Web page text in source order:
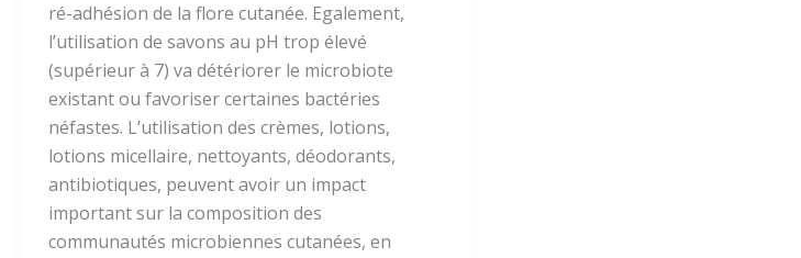
ré-adhésion de la flore cutanée. Egalement,
l’utilisation de savons au pH trop élevé
(supérieur à 7) va détériorer le microbiote
existant ou favoriser certaines bactéries
néfastes. L’utilisation des crèmes, lotions,
lotions micellaire, nettoyants, déodorants,
antibiotiques, peuvent avoir un impact
important sur la composition des
communautés microbiennes cutanées, en